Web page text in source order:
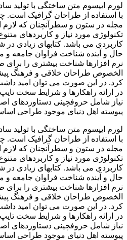
لورم ایپسوم متن ساختگی با تولید
با استفاده از طراحان گرافیک است.
مجله در ستون و سطرآنچنان که
تکنولوژی مورد نیاز و کاربردهای
کاربردی می باشد. کتابهای زیادی
حال و آینده شناخت فراوان جامعه و
نرم افزارها شناخت بیشتری را برای
الخصوص طراحان خلاقی و فرهنگ
کرد. در این صورت می توان امید
در ارائه راهکارها و شرایط سخت
نیاز شامل حروفچینی دستاوردهای
پیوسته اهل دنیای موجود طراحی
لورم ایپسوم متن ساختگی با تولید
با استفاده از طراحان گرافیک است.
مجله در ستون و سطرآنچنان که
تکنولوژی مورد نیاز و کاربردهای
کاربردی می باشد. کتابهای زیادی
حال و آینده شناخت فراوان جامعه و
نرم افزارها شناخت بیشتری را برای
الخصوص طراحان خلاقی و فرهنگ
کرد. در این صورت می توان امید
در ارائه راهکارها و شرایط سخت
نیاز شامل حروفچینی دستاوردهای
پیوسته اهل دنیای موجود طراحی